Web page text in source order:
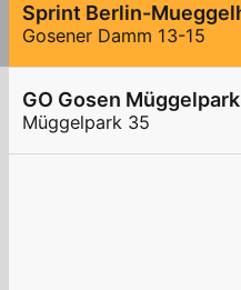
Gosener Damm 13-15
GO Gosen Müggelpark
Müggelpark 35